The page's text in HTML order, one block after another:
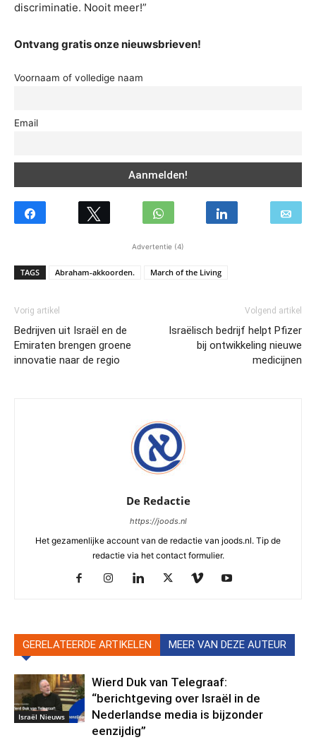
discriminatie. Nooit meer!”
Ontvang gratis onze nieuwsbrieven!
Voornaam of volledige naam
Email
Advertentie (4)
TAGS Abraham-akkoorden. March of the Living
Vorig artikel
Bedrijven uit Israël en de
Emiraten brengen groene
innovatie naar de regio
Volgend artikel
Israëlisch bedrijf helpt Pfizer
bij ontwikkeling nieuwe
medicijnen
De Redactie
https://joods.nl
Het gezamenlijke account van de redactie van joods.nl. Tip de
redactie via het contact formulier.
GERELATEERDE ARTIKELEN MEER VAN DEZE AUTEUR
Israël Nieuws
Wierd Duk van Telegraaf:
“berichtgeving over Israël in de
Nederlandse media is bijzonder
eenzijdig”